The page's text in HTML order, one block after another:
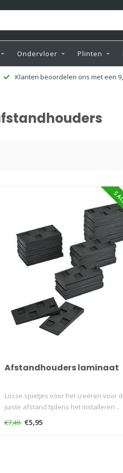
Ondervloer Plinten
Klanten beoordelen ons met een
Afstandhouders laminaat
Losse spietjes voor het creëren voor
juiste afstand tijdens het installeren ..
€7,49 €5,95